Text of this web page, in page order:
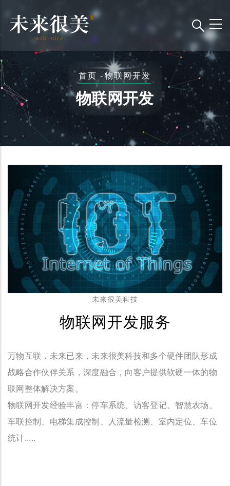
主
要
内
容
面
包
屑
首页 - 物联网开发
物联网开发
未来很美科技
物联网开发服务
万物互联，未来已来，未来很美科技和多个硬件团队形成
战略合作伙伴关系，深度融合，向客户提供软硬一体的物
联网整体解决方案。
物联网开发经验丰富：停车系统、访客登记、智慧农场、
车联控制、电梯集成控制、人流量检测、室内定位、车位
统计.....